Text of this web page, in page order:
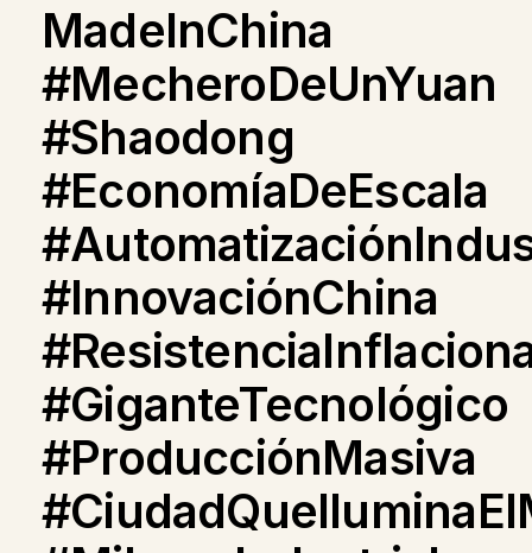
MadeInChina
#MecheroDeUnYuan
#Shaodong
#EconomíaDeEscala
#InnovaciónChina
#GiganteTecnológico
#ProducciónMasiva